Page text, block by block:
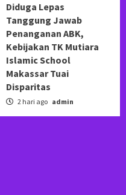
Diduga Lepas
Tanggung Jawab
Penanganan ABK,
Kebijakan TK Mutiara
Islamic School
Makassar Tuai
Disparitas
2 hari ago admin